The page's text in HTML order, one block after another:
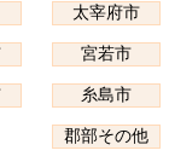
太宰府市
宮若市
糸島市
郡部その他